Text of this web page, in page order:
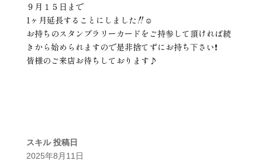
９月１５日まで
1ヶ月延長することにしました‼️☺️
お持ちのスタンプラリーカードをご持参して頂ければ続
きから始められますので是非捨てずにお持ち下さい❗️
皆様のご来店お待ちしております♪
スキル 投稿日
2025年8月11日